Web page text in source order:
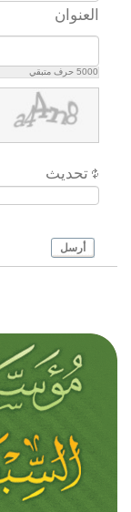
العنوان
5000 حرف متبقي
تحديث
أرسل